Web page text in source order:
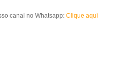
canal no Whatsapp:Clique aqui